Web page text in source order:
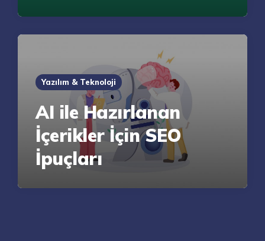
Yazılım & Teknoloji
AI ile Hazırlanan
İçerikler İçin SEO
İpuçları